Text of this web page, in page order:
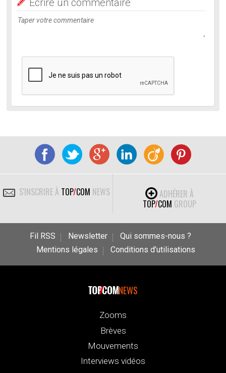
Ecrire un commentaire
S'INSCRIRE À TOP/COM NEWS
ADHÉRER À
TOP/COM GROUP
Fil RSS Newsletter
Qui sommes-nous ?
Mentions légales
Conditions d’utilisations
NEWS
Zooms
Brèves
Mouvements
Interviews vidéos